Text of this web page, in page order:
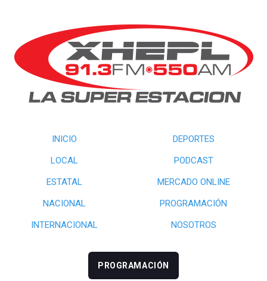
INICIO
DEPORTES
LOCAL
PODCAST
ESTATAL
MERCADO ONLINE
NACIONAL
PROGRAMACIÓN
INTERNACIONAL
NOSOTROS
PROGRAMACIÓN